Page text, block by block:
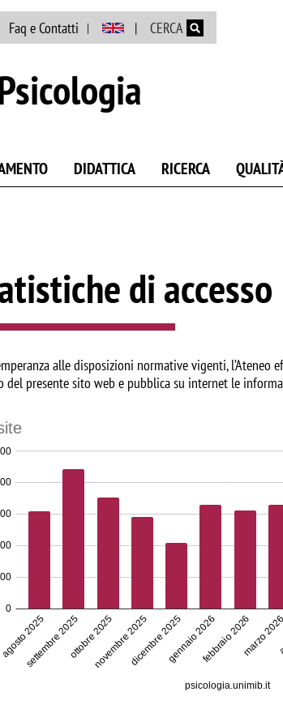
Salta al contenuto
Faq e Contatti CERCA
DIDATTICA RICERCA
di accesso
alle disposizioni normative vigenti,
del presente sito web e pubblica su internet le